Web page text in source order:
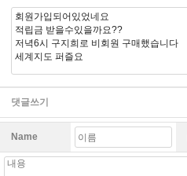
회원가입되어있었네요
적립금 받을수있을까요??
저녁6시 구지희로 비회원 구매했습니다
세계지도 퍼즐요
댓글쓰기
Name